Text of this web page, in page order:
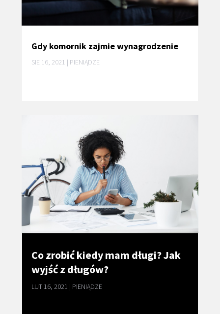
Gdy komornik zajmie wynagrodzenie
SIE 16, 2021 | PIENIĄDZE
Co zrobić kiedy mam długi? Jak
wyjść z długów?
LUT 16, 2021 | PIENIĄDZE